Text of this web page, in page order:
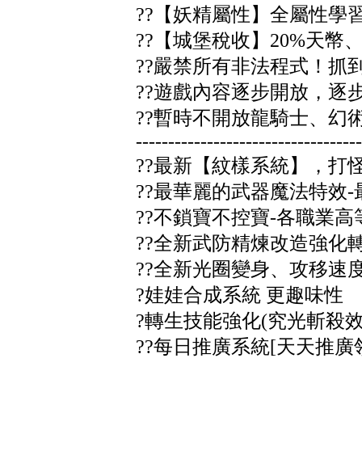
??【妖精屬性】全屬性學
??【城堡稅收】20%天幣
??嚴禁所有非法程式！抓
??遊戲內容逐步開放，逐
??暫時不開放龍騎士、幻
??最新【紋樣系統】，打
??最華麗的武器魔法特效-
??不鎖寶不控寶-各職業
??全新武防精煉改造強化
??全新光圈變身、攻移速
?娃娃合成系統 更趣味性
?轉生技能強化(究光斬殺
??每日推廣系統[天天推廣